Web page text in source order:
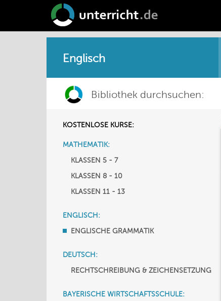
Englisch
Bibliothek durchsuchen:
KOSTENLOSE KURSE:
MATHEMATIK:
KLASSEN 5 - 7
KLASSEN 8 - 10
KLASSEN 11 - 13
ENGLISCH:
ENGLISCHE GRAMMATIK
DEUTSCH:
RECHTSCHREIBUNG & ZEICHENSETZUNG
BAYERISCHE WIRTSCHAFTSSCHULE: